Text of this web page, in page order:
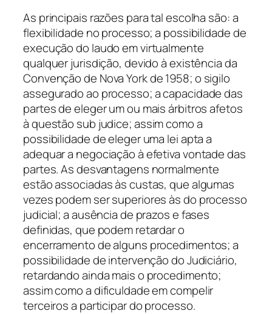
As principais razões para tal escolha são: a
flexibilidade no processo; a possibilidade de
execução do laudo em virtualmente
qualquer jurisdição, devido à existência da
Convenção de Nova York de 1958; o sigilo
assegurado ao processo; a capacidade das
partes de eleger um ou mais árbitros afetos
à questão sub judice; assim como a
possibilidade de eleger uma lei apta a
adequar a negociação à efetiva vontade das
partes. As desvantagens normalmente
estão associadas às custas, que algumas
vezes podem ser superiores às do processo
judicial; a ausência de prazos e fases
definidas, que podem retardar o
encerramento de alguns procedimentos; a
possibilidade de intervenção do Judiciário,
retardando ainda mais o procedimento;
assim como a dificuldade em compelir
terceiros a participar do processo.